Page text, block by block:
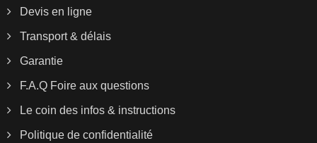
Devis en ligne
Transport & délais
Garantie
F.A.Q Foire aux questions
Le coin des infos & instructions
Politique de confidentialité